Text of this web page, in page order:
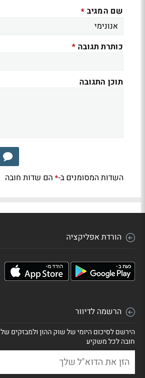
שם המגיב *
כותרת תגובה *
תוכן התגובה
השדות המסומנים ב-*הם שדות חובה
הורדת אפליקציה
הרשמה לדיוור
הירשם לסיכום היומי של שוק ההון ולמבזקים של
חובה לכל משקיע